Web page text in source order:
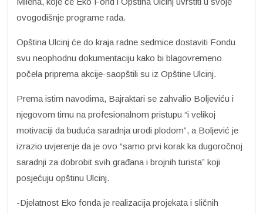
ovogodišnje programe rada.
Opština Ulcinj će do kraja radne sedmice dostaviti Fondu
svu neophodnu dokumentaciju kako bi blagovremeno
počela priprema akcije-saopštili su iz Opštine Ulcinj.
Prema istim navodima, Bajraktari se zahvalio Boljeviću i
njegovom timu na profesionalnom pristupu “i velikoj
motivaciji da buduća saradnja urodi plodom”, a Boljević je
izrazio uvjerenje da je ovo “samo prvi korak ka dugoročnoj
saradnji za dobrobit svih građana i brojnih turista” koji
posjećuju opštinu Ulcinj.
-Djelatnost Eko fonda je realizacija projekata i sličnih